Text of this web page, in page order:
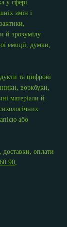
у сфері
змін і
й зрозумілу
емоції, думки,
та цифрові
воркбуки,
матеріали й
або
оплати
90,